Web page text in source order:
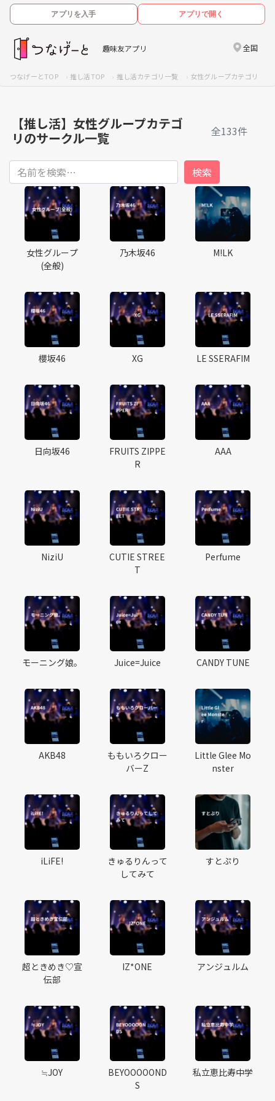
アプリを入手 アプリで開く
趣味友アプリ 全国
つなげーとTOP 推し活TOP 推し活カテゴリ一覧 女性グループカテゴリ
【推し活】女性グループカテゴ
リのサークル一覧
全133件
女性グループ
(全般)
乃木坂46 M!LK
櫻坂46 XG LE SSERAFIM
日向坂46
FRUITS ZIPPE
R
AAA
NiziU
CUTIE STREE
T
Perfume
モーニング娘。 Juice=Juice CANDY TUNE
AKB48
ももいろクロー
バーZ
Little Glee Mo
nster
iLiFE!
きゅるりんって
してみて
すとぷり
超ときめき♡宣
伝部
IZ*ONE アンジュルム
≒JOY
BEYOOOOOND
S
私立恵比寿中学